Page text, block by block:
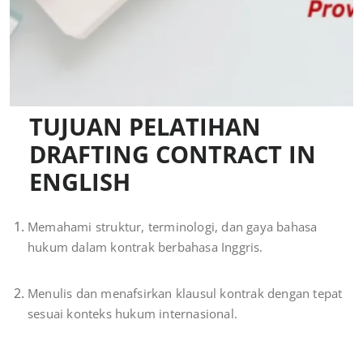
TUJUAN PELATIHAN
DRAFTING CONTRACT IN
ENGLISH
Memahami struktur, terminologi, dan gaya bahasa
hukum dalam kontrak berbahasa Inggris.
Menulis dan menafsirkan klausul kontrak dengan tepat
sesuai konteks hukum internasional.